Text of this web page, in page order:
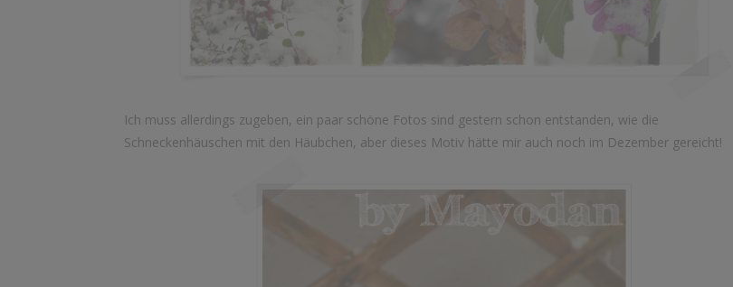
Ich muss allerdings zugeben, ein paar schöne Fotos sind gestern schon entstanden, wie die
Schneckenhäuschen mit den Häubchen, aber dieses Motiv hätte mir auch noch im Dezember gereicht!